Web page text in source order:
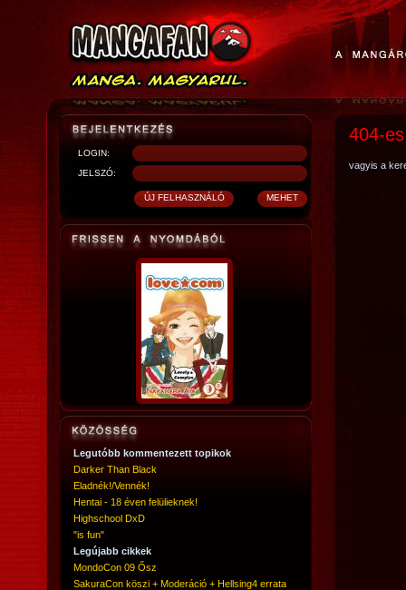
LOGIN:
JELSZÓ:
Legutóbb kommentezett topikok
Darker Than Black
Eladnék!/Vennék!
Hentai - 18 éven felülieknek!
Highschool DxD
"is fun"
Legújabb cikkek
MondoCon 09 Ősz
SakuraCon köszi + Moderáció + Hellsing4 errata
404-
vagyis a